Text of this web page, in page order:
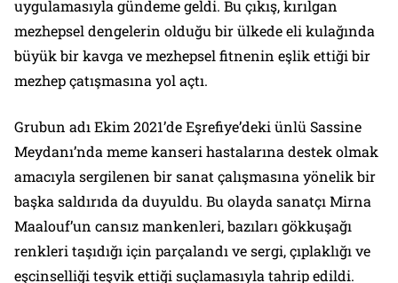
uygulamasıyla gündeme geldi. Bu çıkış, kırılgan
mezhepsel dengelerin olduğu bir ülkede eli kulağında
büyük bir kavga ve mezhepsel fitnenin eşlik ettiği bir
mezhep çatışmasına yol açtı.
Grubun adı Ekim 2021’de Eşrefiye’deki ünlü Sassine
Meydanı’nda meme kanseri hastalarına destek olmak
amacıyla sergilenen bir sanat çalışmasına yönelik bir
başka saldırıda da duyuldu. Bu olayda sanatçı Mirna
Maalouf’un cansız mankenleri, bazıları gökkuşağı
renkleri taşıdığı için parçalandı ve sergi, çıplaklığı ve
eşcinselliği teşvik ettiği suçlamasıyla tahrip edildi.